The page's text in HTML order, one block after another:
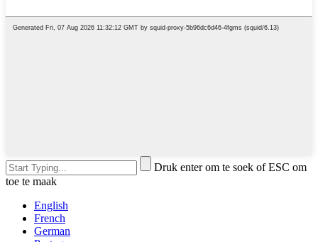
Druk enter om te soek of ESC om
toe te maak
English
French
German